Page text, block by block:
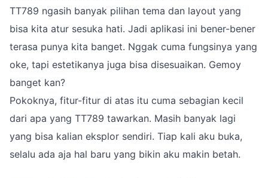
TT789 ngasih banyak pilihan tema dan layout yang
bisa kita atur sesuka hati. Jadi aplikasi ini bener-bener
terasa punya kita banget. Nggak cuma fungsinya yang
oke, tapi estetikanya juga bisa disesuaikan. Gemoy
banget kan?
Pokoknya, fitur-fitur di atas itu cuma sebagian kecil
dari apa yang TT789 tawarkan. Masih banyak lagi
yang bisa kalian eksplor sendiri. Tiap kali aku buka,
selalu ada aja hal baru yang bikin aku makin betah.